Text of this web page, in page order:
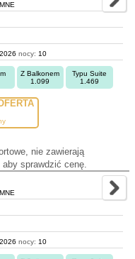
nocy: 10
Z Balkonem
1.099
Typu Suite
1.469
nie zawierają
sprawdzić cenę.
nocy: 10